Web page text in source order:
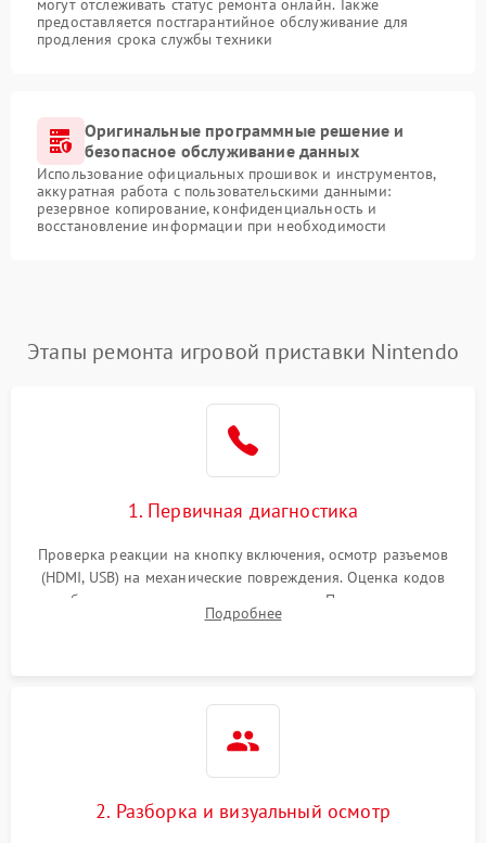
могут отслеживать статус ремонта онлайн. Также
предоставляется постгарантийное обслуживание для
продления срока службы техники
Оригинальные программные решение и
безопасное обслуживание данных
Использование официальных прошивок и инструментов,
аккуратная работа с пользовательскими данными:
резервное копирование, конфиденциальность и
восстановление информации при необходимости
Этапы ремонта игровой приставки Nintendo
1. Первичная диагностика
Проверка реакции на кнопку включения, осмотр разъемов
(HDMI, USB) на механические повреждения. Оценка кодов
ошибок на экране или по индикаторам. Проверка чтения
дисков, работы геймпадов и наличия гарантийных пломб.
Подробнее
2. Разборка и визуальный осмотр